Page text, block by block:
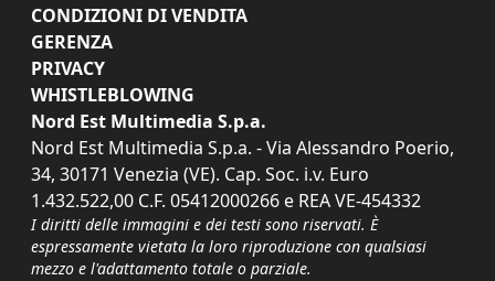
CONDIZIONI DI VENDITA
GERENZA
PRIVACY
WHISTLEBLOWING
Nord Est Multimedia S.p.a.
Nord Est Multimedia S.p.a. - Via Alessandro Poerio,
34, 30171 Venezia (VE). Cap. Soc. i.v. Euro
1.432.522,00 C.F. 05412000266 e REA VE-454332
I diritti delle immagini e dei testi sono riservati. È
espressamente vietata la loro riproduzione con qualsiasi
mezzo e l'adattamento totale o parziale.